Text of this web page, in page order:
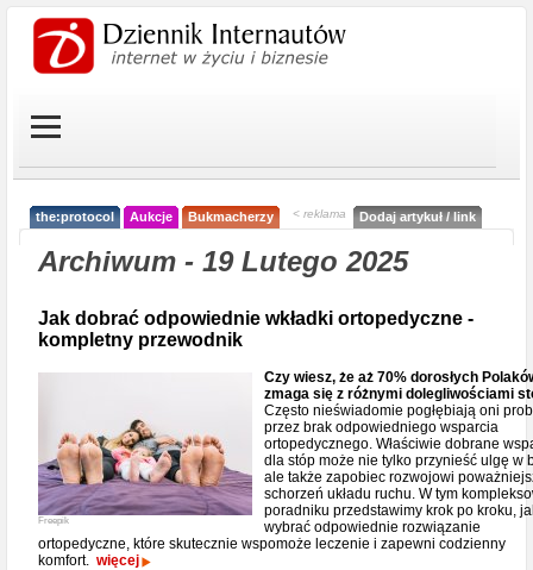
the:protocol Aukcje Bukmacherzy < reklama Dodaj artykuł / link
Archiwum - 19 Lutego 2025
Jak dobrać odpowiednie wkładki ortopedyczne -
kompletny przewodnik
Freepik
Czy wiesz, że aż 70% dorosłych
zmaga się z różnymi dolegliwościami
Często nieświadomie pogłębiają oni
przez brak odpowiedniego wsparcia
ortopedycznego. Właściwie dobrane
dla stóp może nie tylko przynieść ulgę w
ale także zapobiec rozwojowi
schorzeń układu ruchu. W tym
poradniku przedstawimy krok po kroku,
wybrać odpowiednie rozwiązanie
ortopedyczne, które skutecznie wspomoże leczenie i zapewni codzienny
komfort. więcej